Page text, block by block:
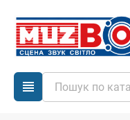
view_headline